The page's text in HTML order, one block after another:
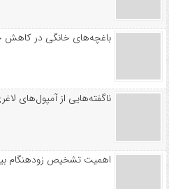
باغچه‌های خانگی در کاهش
ناگفته‌هایی از آمپول‌های
اهمیت تشخیص زودهنگام